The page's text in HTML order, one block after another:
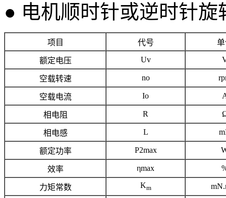
● 电机顺时针或逆时针旋
项目 代号
额定电压 Uv
空载转速 no
空载电流 Io
相电阻 R
相电感 L
额定功率 P2max
效率 ηmax
力矩常数 Km